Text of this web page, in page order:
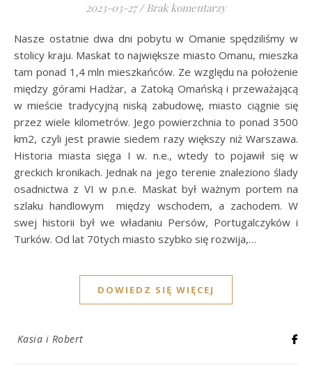
2023-03-27 / Brak komentarzy
Nasze ostatnie dwa dni pobytu w Omanie spędziliśmy w
stolicy kraju. Maskat to największe miasto Omanu, mieszka
tam ponad 1,4 mln mieszkańców. Ze względu na położenie
między górami Hadżar, a Zatoką Omańską i przeważającą
w mieście tradycyjną niską zabudowę, miasto ciągnie się
przez wiele kilometrów. Jego powierzchnia to ponad 3500
km2, czyli jest prawie siedem razy większy niż Warszawa.
Historia miasta sięga I w. n.e., wtedy to pojawił się w
greckich kronikach. Jednak na jego terenie znaleziono ślady
osadnictwa z VI w p.n.e. Maskat był ważnym portem na
szlaku handlowym między wschodem, a zachodem. W
swej historii był we władaniu Persów, Portugalczyków i
Turków. Od lat 70tych miasto szybko się rozwija,…
DOWIEDZ SIĘ WIĘCEJ
Kasia i Robert